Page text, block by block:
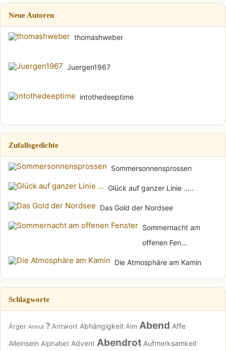
Neue Autoren
thomashweber
Juergen1967
intothedeeptime
Zufallsgedichte
Sommersonnensprossen
Glück auf ganzer Linie .....
Das Gold der Nordsee
Sommernacht am
offenen Fen...
Die Atmosphäre am Kamin
Schlagworte
Ärger Armut ? Antwort Abhängigkeit Alm Abend Affe
Alleinsein Alphabet Advent Abendrot Aufmerksamkeit